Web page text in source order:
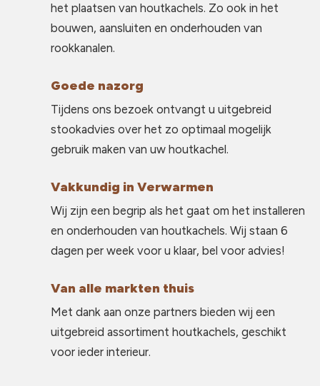
het plaatsen van houtkachels. Zo ook in het
bouwen, aansluiten en onderhouden van
rookkanalen.
Goede nazorg
Tijdens ons bezoek ontvangt u uitgebreid
stookadvies over het zo optimaal mogelijk
gebruik maken van uw houtkachel.
Vakkundig in Verwarmen
Wij zijn een begrip als het gaat om het installeren
en onderhouden van houtkachels. Wij staan 6
dagen per week voor u klaar, bel voor advies!
Van alle markten thuis
Met dank aan onze partners bieden wij een
uitgebreid assortiment houtkachels, geschikt
voor ieder interieur.